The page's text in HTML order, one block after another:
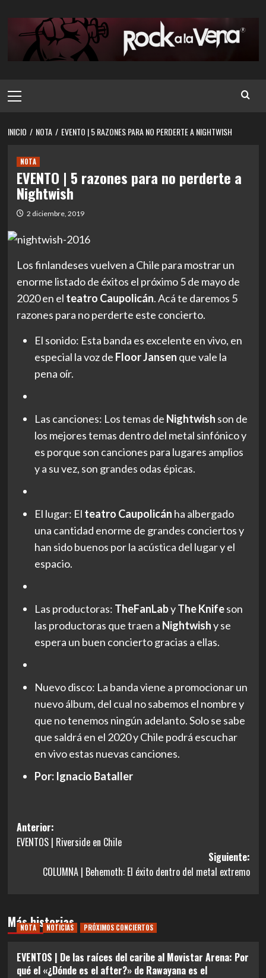
contenido
principal
INICIO NOTA EVENTO | 5 RAZONES PARA NO PERDERTE A NIGHTWISH
NOTA
EVENTO | 5 razones para no perderte a
Nightwish
2 diciembre, 2019
Los finlandeses vuelven a Chile para mostrar un
enorme listado de éxitos el próximo 5 de mayo de
2020 en el teatro Caupolicán. Acá te daremos 5
razones para no perderte este concierto.
El sonido: Esta banda es excelente en vivo, en
especial la voz de Floor Jansen que vale la
pena oír.
Las canciones: Los temas de Nightwish son de
los mejores temas dentro del metal sinfónico y
es porque son canciones para lugares amplios
y a su vez, son grandes odas épicas.
El lugar: El teatro Caupolicán ha albergado
una cantidad enorme de grandes conciertos y
han sido buenos por la acústica del lugar y el
espacio.
Las productoras: TheFanLabyThe Knifeson
las productoras que traen a Nightwishy se
espera un buen concierto gracias a ellas.
Nuevo disco: La banda viene a promocionar un
nuevo álbum, del cual no sabemos el nombre y
que no tenemos ningún adelanto. Solo se sabe
que saldrá en el 2020 y Chile podrá escuchar
en vivo estas nuevas canciones.
Por: Ignacio Bataller
Navegación
de
entradas
Anterior:
EVENTOS | Riverside en Chile
Siguiente:
COLUMNA | Behemoth: El éxito dentro del metal extremo
Más historias
NOTA NOTICIAS PRÓXIMOS CONCIERTOS
EVENTOS | De las raíces del caribe al Movistar Arena: Por
qué el «¿Dónde es el after?» de Rawayana es el